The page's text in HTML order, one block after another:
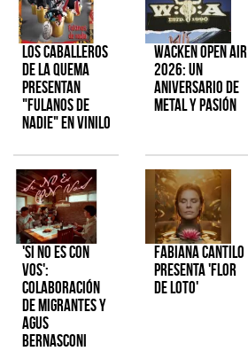
Los Caballeros
de la Quema
presentan
"Fulanos de
Nadie" en vinilo
Wacken Open Air
2026: Un
aniversario de
metal y pasión
'Si No Es Con
Vos':
colaboración
de Migrantes y
Agus
Bernasconi
Fabiana Cantilo
presenta 'Flor
de Loto'